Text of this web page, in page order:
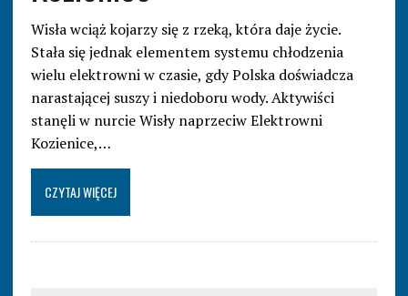
Wisła wciąż kojarzy się z rzeką, która daje życie.
Stała się jednak elementem systemu chłodzenia
wielu elektrowni w czasie, gdy Polska doświadcza
narastającej suszy i niedoboru wody. Aktywiści
stanęli w nurcie Wisły naprzeciw Elektrowni
Kozienice,…
CZYTAJ WIĘCEJ